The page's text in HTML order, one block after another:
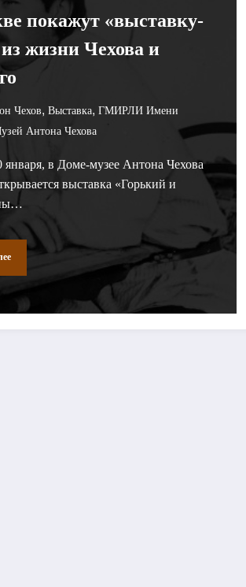
покажут «выставку-
жизни Чехова и
Чехов, Выставка, ГМИРЛИ Имени
Антона Чехова
января, в Доме-музее Антона Чехова
выставка «Горький и